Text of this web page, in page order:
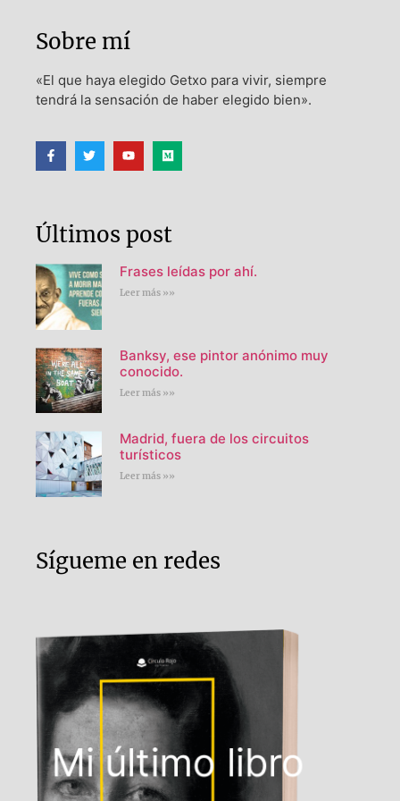
Sobre mí
«El que haya elegido Getxo para vivir, siempre
tendrá la sensación de haber elegido bien».
Últimos post
Frases leídas por ahí.
Leer más »»
Banksy, ese pintor anónimo muy
conocido.
Leer más »»
Madrid, fuera de los circuitos
turísticos
Leer más »»
Sígueme en redes
Mi último libro